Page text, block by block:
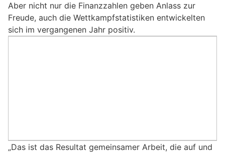
Aber nicht nur die Finanzzahlen geben Anlass zur
Freude, auch die Wettkampfstatistiken entwickelten
sich im vergangenen Jahr positiv.
„Das ist das Resultat gemeinsamer Arbeit, die auf und